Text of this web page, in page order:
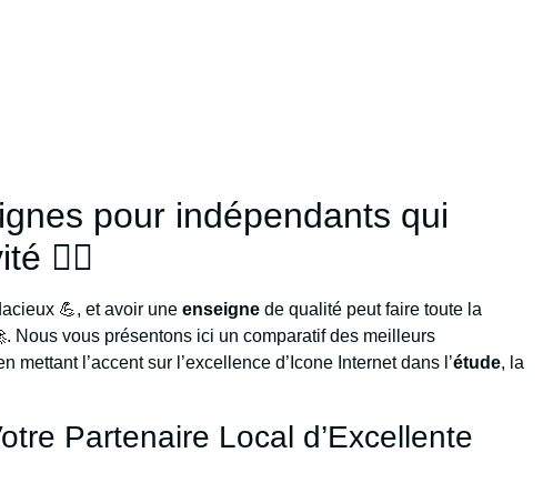
pour indépendants qui
🙋‍♂️
💪, et avoir uneenseigne de qualité peut faire toute la
Nous vous présentons ici un comparatif des meilleurs
mettant l’accent sur l’excellence d’Icone Internet dans l’étude, la
Partenaire Local d’Excellente